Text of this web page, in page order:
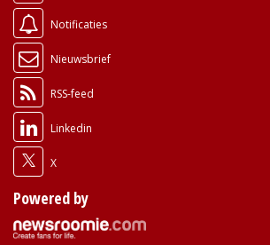
Notificaties
Nieuwsbrief
RSS-feed
Linkedin
X
Powered by